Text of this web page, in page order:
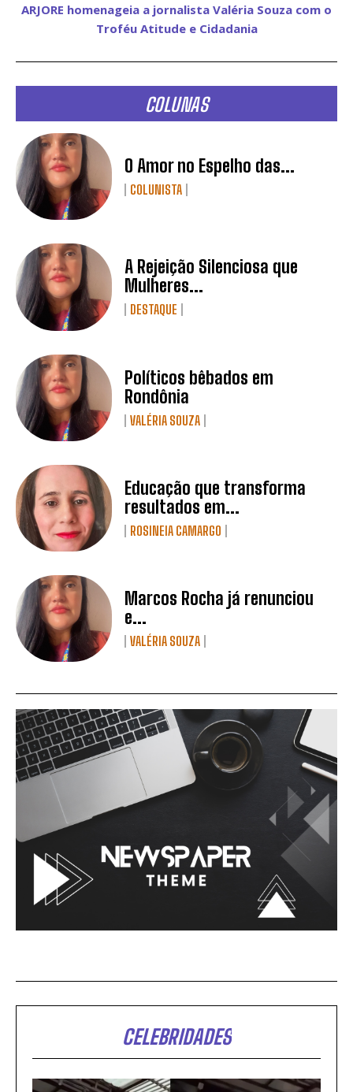
ARJORE homenageia a jornalista Valéria Souza com o
Troféu Atitude e Cidadania
COLUNAS
O Amor no Espelho das...
COLUNISTA
A Rejeição Silenciosa que
Mulheres...
DESTAQUE
Políticos bêbados em
Rondônia
VALÉRIA SOUZA
Educação que transforma
resultados em...
ROSINEIA CAMARGO
Marcos Rocha já renunciou
e...
VALÉRIA SOUZA
CELEBRIDADES